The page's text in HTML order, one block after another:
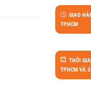
GIAO
TP.HCM
THỜI
TP.HCM VÀ